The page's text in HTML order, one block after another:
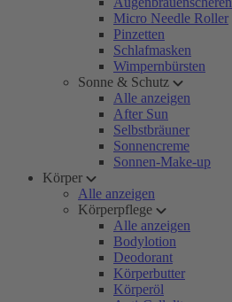
Micro Needle Roller
Pinzetten
Schlafmasken
Wimpernbürsten
Sonne & Schutz
Alle anzeigen
After Sun
Selbstbräuner
Sonnencreme
Sonnen-Make-up
Körper
Alle anzeigen
Körperpflege
Alle anzeigen
Bodylotion
Deodorant
Körperbutter
Körperöl